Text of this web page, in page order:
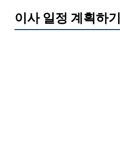
이사 일정 계획하기